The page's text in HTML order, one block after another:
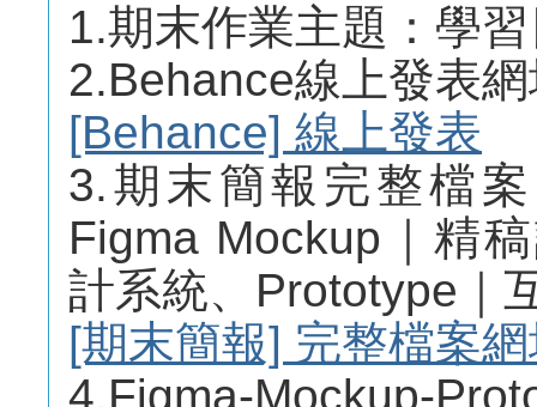
1.期末作業主題：學
2.Behance線上發表
[Behance] 線上發表
3.期末簡報完整檔
Figma Mockup｜精
計系統、Prototype｜
[期末簡報] 完整檔案
4.Figma-Mockup-